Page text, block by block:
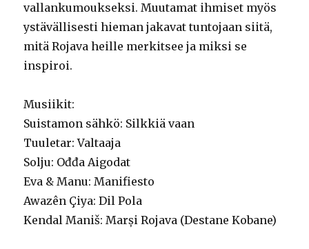
vallankumoukseksi. Muutamat ihmiset myös
ystävällisesti hieman jakavat tuntojaan siitä,
mitä Rojava heille merkitsee ja miksi se
inspiroi.
Musiikit:
Suistamon sähkö: Silkkiä vaan
Tuuletar: Valtaaja
Solju: Ođđa Aigodat
Eva & Manu: Manifiesto
Awazên Çiya: Dil Pola
Kendal Maniš: Marși Rojava (Destane Kobane)